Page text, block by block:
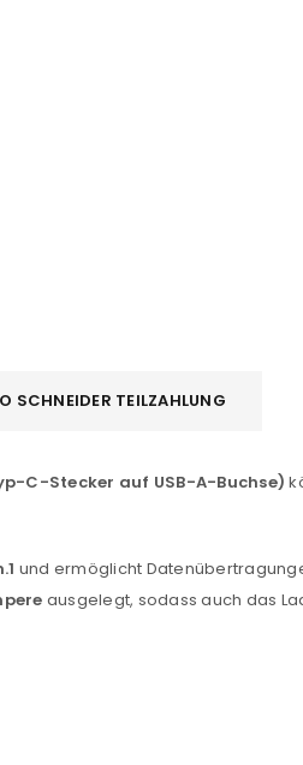
Adresse
SCHNEIDER TEILZAHLUNG
C-Stecker auf USB-A-Buchse)
und ermöglicht
ausgelegt, sodass auch das